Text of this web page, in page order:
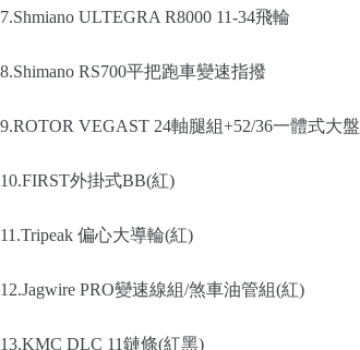
7.Shmiano ULTEGRA R8000 11-34飛輪
8.Shimano RS700平把跑車變速指撥
9.ROTOR VEGAST 24軸腿組+52/36一體式大盤
10.FIRST外掛式BB(紅)
11.Tripeak 偏心大導輪(紅)
12.Jagwire PRO變速線組/煞車油管組(紅)
13.KMC DLC 11鏈條(紅黑)